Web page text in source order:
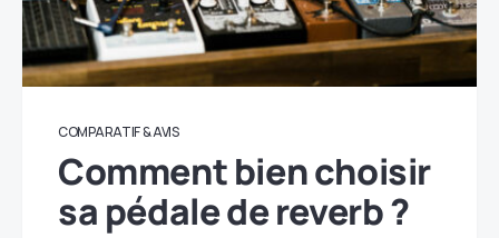
COMPARATIF & AVIS
Comment bien choisir
sa pédale de reverb ?